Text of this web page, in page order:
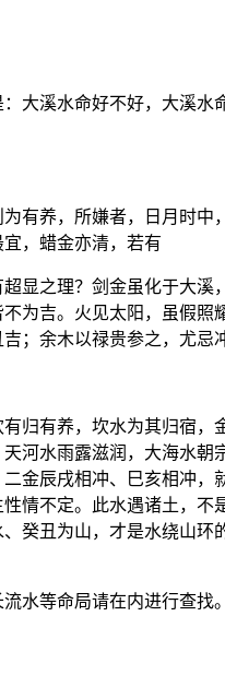
大溪水命好不好，大溪
有养，所嫌者，日月时
，蜡金亦清，若有
显之理？剑金虽化于大
为吉。火见太阳，虽假
；余木以禄贵参之，尤忌
归有养，坎水为其归宿
河水雨露滋润，大海水
金辰戌相冲、巳亥相冲
情不定。此水遇诸土，
癸丑为山，才是水绕山
水等命局请在内进行查找。